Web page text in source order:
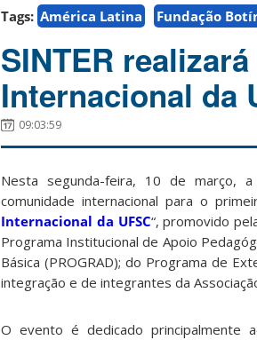
Tags: América Latina Fundação
SINTER
Internacional da
09:03:59
Nesta segunda-feira, 10 de março,
comunidade internacional para o
Internacional da UFSC“, promovido
Programa Institucional de Apoio
Básica (PROGRAD); do Programa de
integração e de integrantes da
O evento é dedicado principalmente